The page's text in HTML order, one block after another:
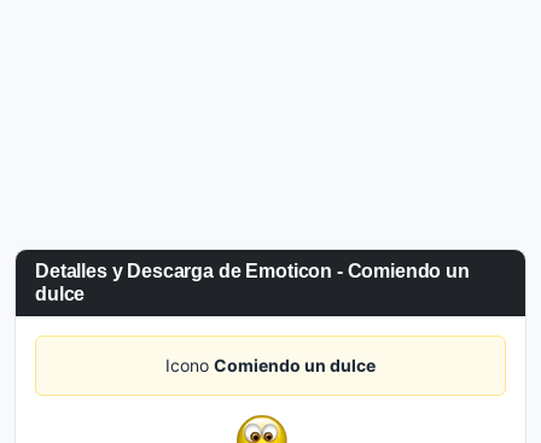
Detalles y Descarga de Emoticon - Comiendo un
dulce
Icono Comiendo un dulce